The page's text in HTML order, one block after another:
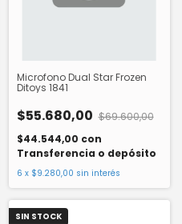
Microfono Dual Star Frozen
Ditoys 1841
$55.680,00 $69.600,00
$44.544,00 con
Transferencia o depósito
6 x $9.280,00 sin interés
SIN STOCK